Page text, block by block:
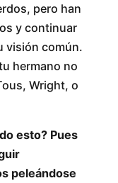
pero han
y continuar
visión común.
hermano no
Wright, o
esto? Pues
peleándose